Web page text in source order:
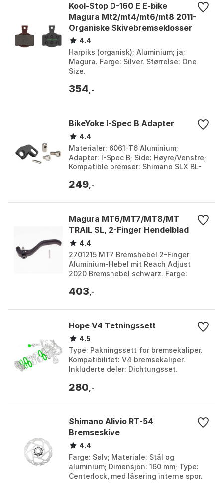
Kool-Stop D-160 E E-bike
Magura Mt2/mt4/mt6/mt8 2011-
Organiske Skivebremseklosser
4.4
Harpiks (organisk); Aluminium; ja;
Magura. Farge: Silver. Størrelse: One
Size.
354 ,-
BikeYoke I-Spec B Adapter
4.4
Materialer: 6061-T6 Aluminium;
Adapter: I-Spec B; Side: Høyre/Venstre;
Kompatible bremser: Shimano SLX BL-
B, Saint BL-M820-B. ...
249 ,-
Magura MT6/MT7/MT8/MT
TRAIL SL, 2-Finger Hendelblad
4.4
2701215 MT7 Bremshebel 2-Finger
Aluminium-Hebel mit Reach Adjust
2020 Bremshebel schwarz. Farge:
403 ,-
Hope V4 Tetningssett
4.5
Type: Pakningssett for bremsekaliper.
Kompatibilitet: V4 bremsekaliper.
Inkluderte deler: Dichtungsset.
Black. Størrelse: One S...
280 ,-
Shimano Alivio RT-54
Bremseskive
4.4
Farge: Sølv; Materiale: Stål og
aluminium; Dimensjon: 160 mm; Type:
Centerlock, med låsering interne spor.